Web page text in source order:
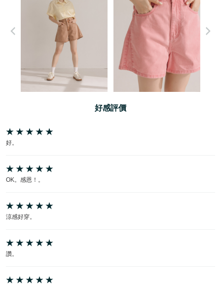
好感評價
好。
OK。感恩！。
涼感好穿。
讚。